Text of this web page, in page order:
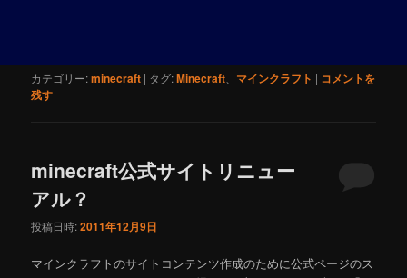
カテゴリー:minecraft | タグ:Minecraft マインクラフト | コメントを
残す
minecraft公式サイトリニュー
アル？
投稿日時:2011年12月9日
マインクラフトのサイトコンテンツ作成のために公式ページのス